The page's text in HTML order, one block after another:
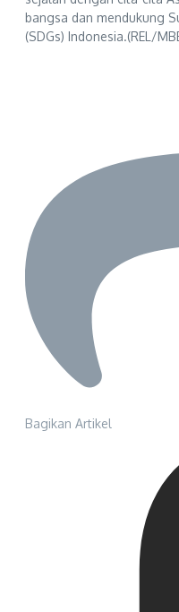
bangsa dan mendukung
(SDGs) Indonesia.(REL/
Bagikan Artikel